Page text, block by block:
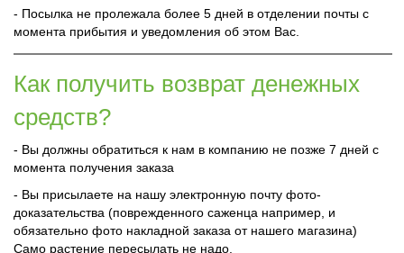
- Посылка не пролежала более 5 дней в отделении почты с
момента прибытия и уведомления об этом Вас.
Как получить возврат денежных
средств?
- Вы должны обратиться к нам в компанию не позже 7 дней с
момента получения заказа
- Вы присылаете на нашу электронную почту фото-
доказательства (поврежденного саженца например, и
обязательно фото накладной заказа от нашего магазина)
Само растение пересылать не надо.